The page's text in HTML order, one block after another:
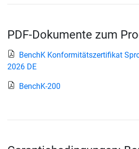
PDF-Dokumente zum
BenchK Konformitätszertifikat
2026 DE
BenchK-200